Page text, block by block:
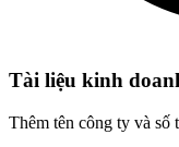
Tài liệu kinh
Thêm tên công ty và số